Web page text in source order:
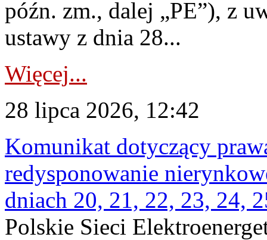
późn. zm., dalej „PE”), z
ustawy z dnia 28...
Więcej...
28 lipca 2026, 12:42
Komunikat dotyczący
redysponowanie
dniach 20, 21, 22, 23, 24,
Polskie Sieci